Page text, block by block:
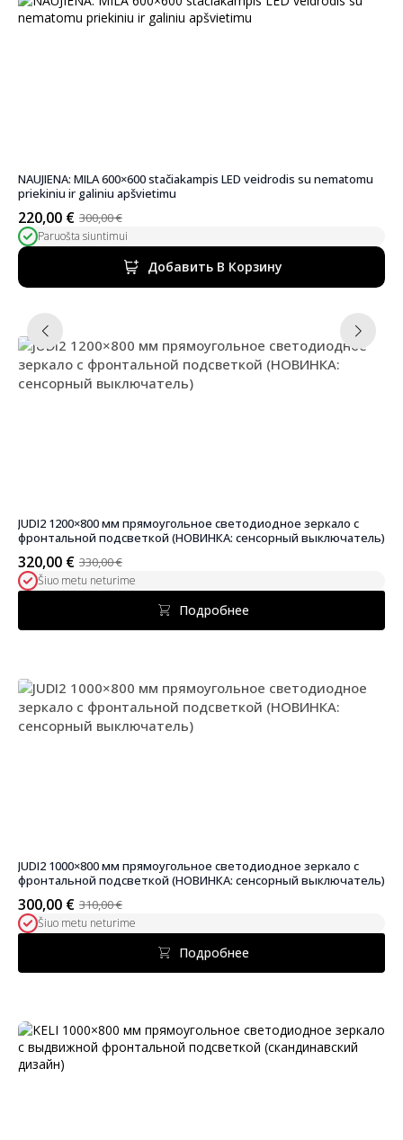
NAUJIENA: MILA 600×600 stačiakampis LED veidrodis su nematomu
priekiniu ir galiniu apšvietimu
300,00€
Первоначальная
цена
была:
300,00 €.
220,00 €
Текущая
цена:
220,00 €.
Paruošta siuntimui
Добавить В Корзину
JUDI2 1200×800 мм прямоугольное светодиодное зеркало с
фронтальной подсветкой (НОВИНКА: сенсорный выключатель)
330,00€
Первоначальная
цена
320,00 €
Текущая
цена:Šiuo metu neturime
Подробнее
JUDI2 1000×800 мм прямоугольное светодиодное зеркало с
фронтальной подсветкой (НОВИНКА: сенсорный выключатель)
310,00€
Первоначальная
цена
300,00 €
Текущая
цена:Šiuo metu neturime
Подробнее